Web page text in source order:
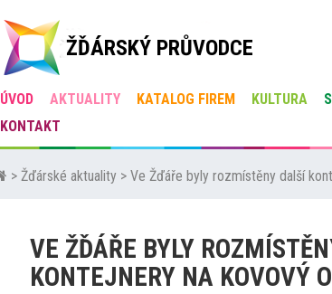
ŽĎÁRSKÝ PRŮVODCE
ÚVOD AKTUALITY KATALOG FIREM KULTURA
KONTAKT
> Žďárské aktuality > Ve Žďáře byly rozmístěny další
VE ŽĎÁŘE BYLY
KONTEJNERY NA KOVOVÝ